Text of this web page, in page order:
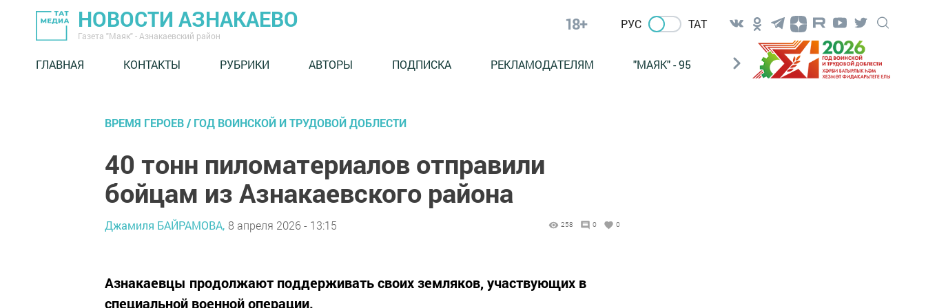
НОВОСТИ АЗНАКАЕВО
Газета "Маяк" - Азнакаевский район
18+ РУС ТАТ
ГЛАВНАЯ КОНТАКТЫ РУБРИКИ АВТОРЫ ПОДПИСКА РЕКЛАМОДАТЕЛЯМ "МАЯК" - 95 "ГУЛЬСТАН" НАШ ПОЧТАЛЬОН
ВРЕМЯ ГЕРОЕВ / ГОД ВОИНСКОЙ И ТРУДОВОЙ ДОБЛЕСТИ
40 тонн пиломатериалов отправили
бойцам из Азнакаевского района
Джамиля БАЙРАМОВА, 8 апреля 2026 - 13:15 258 0 0
Азнакаевцы продолжают поддерживать своих земляков, участвующих в
специальной военной операции.